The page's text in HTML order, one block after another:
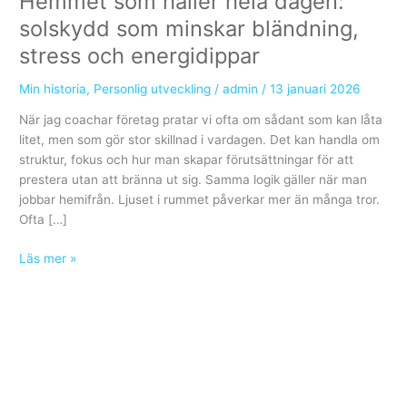
solskydd som minskar bländning,
stress och energidippar
Min historia, Personlig utveckling /admin /13 januari 2026
När jag coachar företag pratar vi ofta om sådant som kan låta
litet, men som gör stor skillnad i vardagen. Det kan handla om
struktur, fokus och hur man skapar förutsättningar för att
prestera utan att bränna ut sig. Samma logik gäller när man
jobbar hemifrån. Ljuset i rummet påverkar mer än många tror.
Ofta […]
Hemmet
Läs mer »